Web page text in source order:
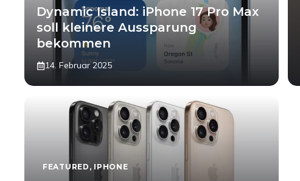
Dynamic Island: iPhone 17 Pro Max
soll kleinere Aussparung
bekommen
14. Februar 2025
FEATURED , IPHONE